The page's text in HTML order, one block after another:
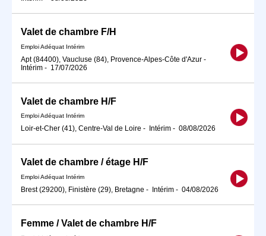
Valet de chambre F/H
Emploi Adéquat Intérim
Apt (84400), Vaucluse (84), Provence-Alpes-Côte d'Azur -
Intérim - 17/07/2026
Valet de chambre H/F
Emploi Adéquat Intérim
Loir-et-Cher (41), Centre-Val de Loire - Intérim - 08/08/2026
Valet de chambre / étage H/F
Emploi Adéquat Intérim
Brest (29200), Finistère (29), Bretagne - Intérim - 04/08/2026
Femme / Valet de chambre H/F